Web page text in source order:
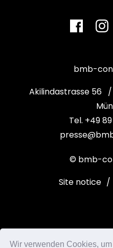
Wir verwenden Cookies,
bmb-
Akilindastrasse 56
Tel. +49
© bmb-
Site notice /